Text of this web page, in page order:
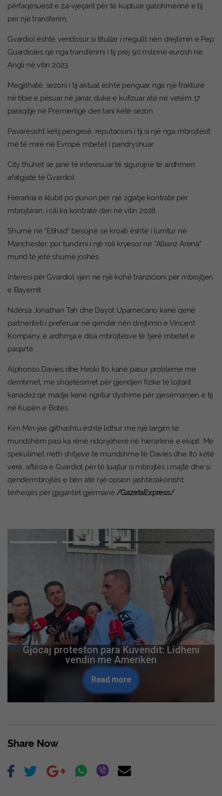
përfaqësuesit e 24-vjeçarit për të kuptuar gatishmërinë e tij
për një transferim.
Gvardiol është vendosur si titullar i rregullt nën drejtimin e Pep
Guardiolës që nga transferimi i tij prej 90 milionë eurosh në
Angli në vitin 2023.
Megjithatë, sezoni i tij aktual është penguar nga një frakturë
në tibie e pësuar në janar, duke e kufizuar atë në vetëm 17
paraqitje në Premierligë deri tani këtë sezon.
Pavarësisht këtij pengesë, reputacioni i tij si një nga mbrojtësit
më të mirë në Evropë mbetet i pandryshuar.
City thuhet se janë të interesuar të sigurojnë të ardhmen
afatgjatë të Gvardiol.
Hierarkia e klubit po punon për një zgjatje kontrate për
mbrojtësin, i cili ka kontratë deri në vitin 2028.
Shumë në “Etihad” besojnë se kroati është i lumtur në
Manchester, por tundimi i një roli kryesor në “Allianz Arena”
mund të jetë shumë joshës.
Interesi për Gvardiol vjen në një kohë tranzicioni për mbrojtjen
e Bayernit.
Ndërsa Jonathan Tah dhe Dayot Upamecano kanë qenë
partneriteti i preferuar në qendër nën drejtimin e Vincent
Kompany, e ardhmja e disa mbrojtësve të tjerë mbetet e
paqartë.
Alphonso Davies dhe Hiroki Ito kanë pasur probleme me
dëmtimet, me shqetësimet për gjendjen fizike të lojtarit
kanadez që madje kanë ngritur dyshime për pjesëmarrjen e tij
në Kupën e Botës.
Kim Min-jae gjithashtu është lidhur me një largim të
mundshëm pasi ka rënë ndonjëherë në hierarkinë e ekipit. Me
spekulimet rreth shitjeve të mundshme të Davies dhe Ito këtë
verë, aftësia e Gvardiol për të luajtur si mbrojtës i majtë dhe si
qendërmbrojtës e bën atë një opsion jashtëzakonisht
tërheqës për gjigantët gjermanë./GazetaExpress/
Gjocaj proteston para Kuvendit: Lidheni
vendin me Amerikën
Read more
Share Now